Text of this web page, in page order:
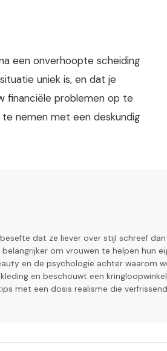
een onverhoopte scheiding
uniek is, en dat je
financiële problemen op te
nemen met een deskundig
dat ze liever over stijl schreef dan
om vrouwen te helpen hun
en de psychologie achter waarom
en beschouwt een
met een dosis realisme die